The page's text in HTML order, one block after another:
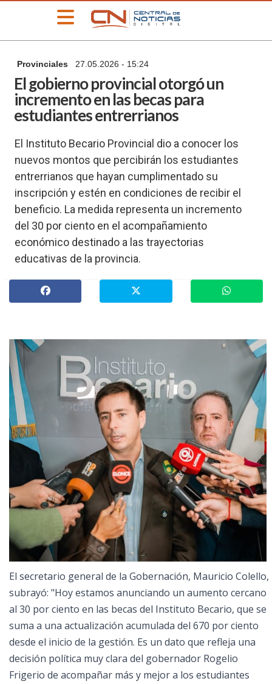
PORTADA
Deportes
Información
General
Locales
Nacionales
Policiales
»
Provinciales
»
Cultura
»
Economía
Espectáculos
»
Internacionales
Judiciales
»
Política
Provinciales 27.05.2026 - 15:24
El gobierno provincial otorgó un
incremento en las becas para
estudiantes entrerrianos
El Instituto Becario Provincial dio a conocer los
nuevos montos que percibirán los estudiantes
entrerrianos que hayan cumplimentado su
inscripción y estén en condiciones de recibir el
beneficio. La medida representa un incremento
del 30 por ciento en el acompañamiento
económico destinado a las trayectorias
educativas de la provincia.
El secretario general de la Gobernación, Mauricio Colello,
subrayó: "Hoy estamos anunciando un aumento cercano
al 30 por ciento en las becas del Instituto Becario, que se
suma a una actualización acumulada del 670 por ciento
desde el inicio de la gestión. Es un dato que refleja una
decisión política muy clara del gobernador Rogelio
Frigerio de acompañar más y mejor a los estudiantes